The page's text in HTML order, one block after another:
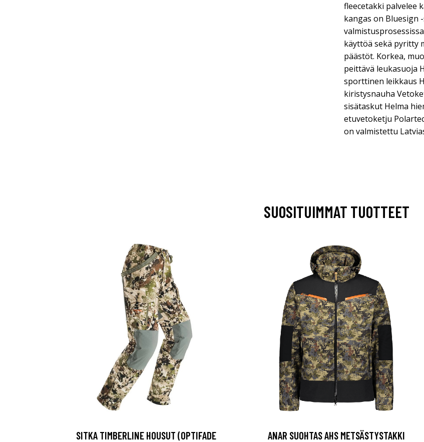
fleecetakki palvelee
kangas on Bluesign
käyttöä sekä pyritty
päästöt. Korkea,
peittävä leukasuoja
sporttinen leikkaus
kiristysnauha
sisätaskut Helma
etuvetoketju
on valmistettu
SUOSITUIMMAT TUOTTEET
SITKA TIMBERLINE HOUSUT (OPTIFADE
ANAR SUOHTAS AHS METSÄSTYSTAKKI